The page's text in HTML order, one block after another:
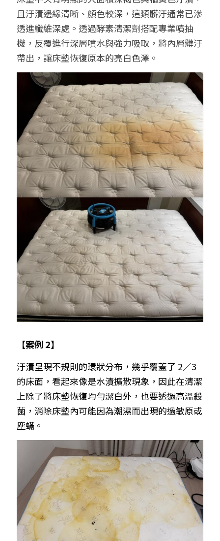
且汙漬邊緣清晰、顏色較深，這類髒汙通常已滲
透進纖維深處。透過酵素清潔劑搭配專業噴抽
機，反覆進行深層噴水與強力吸取，將內層髒汙
帶出，讓床墊恢復原本的亮白色澤。
【案例 2】
汙漬呈現不規則的環狀分布，幾乎覆蓋了 2／3
的床面，看起來像是水漬擴散現象，因此在清潔
上除了將床墊恢復均勻潔白外，也要透過高溫殺
菌，消除床墊內可能因為潮濕而出現的過敏原或
塵蟎。